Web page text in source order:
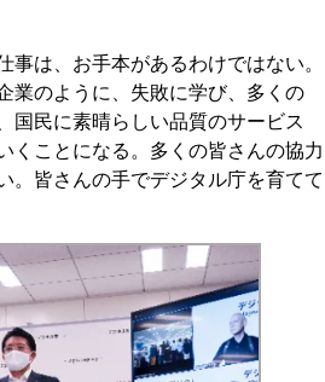
は、お手本があるわけではない。
業のように、失敗に学び、多くの
国民に素晴らしい品質のサービス
くことになる。多くの皆さんの協力
。皆さんの手でデジタル庁を育てて